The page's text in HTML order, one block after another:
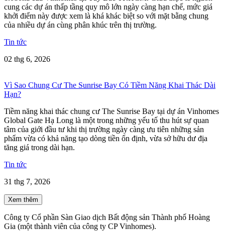
cung các dự án thấp tầng quy mô lớn ngày càng hạn chế, mức giá
khởi điểm này được xem là khá khác biệt so với mặt bằng chung
của nhiều dự án cùng phân khúc trên thị trường.
Tin tức
02 thg 6, 2026
Vì Sao Chung Cư The Sunrise Bay Có Tiềm Năng Khai Thác Dài
Hạn?
Tiềm năng khai thác chung cư The Sunrise Bay tại dự án Vinhomes
Global Gate Hạ Long là một trong những yếu tố thu hút sự quan
tâm của giới đầu tư khi thị trường ngày càng ưu tiên những sản
phẩm vừa có khả năng tạo dòng tiền ổn định, vừa sở hữu dư địa
tăng giá trong dài hạn.
Tin tức
31 thg 7, 2026
Xem thêm
Công ty Cổ phần Sàn Giao dịch Bất động sản Thành phố Hoàng
Gia (một thành viên của công ty CP Vinhomes).